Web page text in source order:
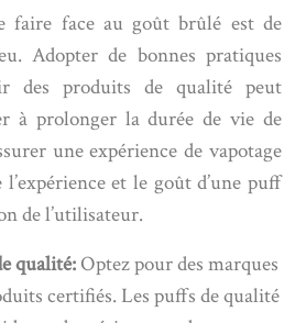
faire face au goût brûlé est de
Adopter de bonnes pratiques
des produits de qualité peut
à prolonger la durée de vie de
une expérience de vapotage
et le goût d’une puff
de l’utilisateur.
qualité: Optez pour des marques
certifiés. Les puffs de qualité